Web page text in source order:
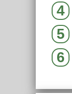
4
5
6